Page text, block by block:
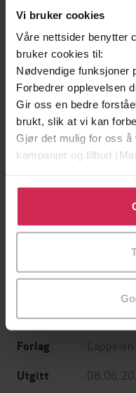
Vi bruker cookies
Våre nettsider benytter
bruker cookies til:
Nødvendige funksjoner
Forbedrer opplevelsen
Gir oss en bedre
brukt, slik at vi kan
Gjør det mulig for oss å
kampanjer og tilbud
Klikk på «Godta alle»
bruke cookies for alle
tilpasse ditt samtykke
Minnesota
EBOK
Martine
Sendstad
Forlag Cappelen
Utgitt